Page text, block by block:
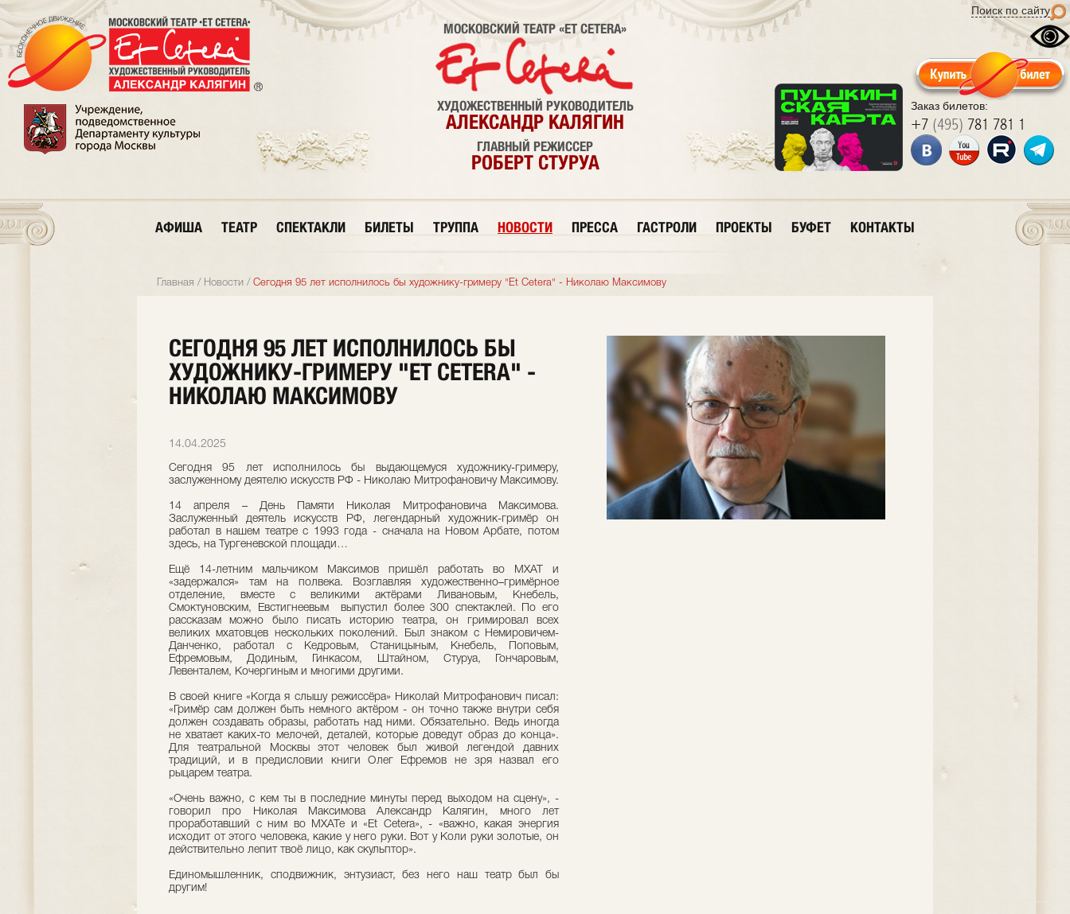
Поиск по сайту
Заказ билетов:
+7 (495) 781 781 1
МОСКОВСКИЙ ТЕАТР «ET CETERA»
ХУДОЖЕСТВЕННЫЙ РУКОВОДИТЕЛЬ
АЛЕКСАНДР КАЛЯГИН
ГЛАВНЫЙ РЕЖИССЕР
РОБЕРТ СТУРУА
АФИША ТЕАТР СПЕКТАКЛИ БИЛЕТЫ ТРУППА НОВОСТИ ПРЕССА ГАСТРОЛИ ПРОЕКТЫ БУФЕТ КОНТАКТЫ
Главная / Новости / Сегодня 95 лет исполнилось бы художнику-гримеру "Et Cetera" - Николаю Максимову
СЕГОДНЯ 95 ЛЕТ ИСПОЛНИЛОСЬ БЫ
ХУДОЖНИКУ-ГРИМЕРУ "ET CETERA" -
НИКОЛАЮ МАКСИМОВУ
14.04.2025
Сегодня 95 лет исполнилось бы выдающемуся художнику-гримеру,
заслуженному деятелю искусств РФ - Николаю Митрофановичу Максимову.
14 апреля – День Памяти Николая Митрофановича Максимова.
Заслуженный деятель искусств РФ, легендарный художник-гримёр он
работал в нашем театре с 1993 года - сначала на Новом Арбате, потом
здесь, на Тургеневской площади…
Ещё 14-летним мальчиком Максимов пришёл работать во МХАТ и
«задержался» там на полвека. Возглавляя художественно–гримёрное
отделение, вместе с великими актёрами Ливановым, Кнебель,
Смоктуновским, Евстигнеевым выпустил более 300 спектаклей. По его
рассказам можно было писать историю театра, он гримировал всех
великих мхатовцев нескольких поколений. Был знаком с Немировичем-
Данченко, работал с Кедровым, Станицыным, Кнебель, Поповым,
Ефремовым, Додиным, Гинкасом, Штайном, Стуруа, Гончаровым,
Левенталем, Кочергиным и многими другими.
В своей книге «Когда я слышу режиссёра» Николай Митрофанович писал:
«Гримёр сам должен быть немного актёром - он точно также внутри себя
должен создавать образы, работать над ними. Обязательно. Ведь иногда
не хватает каких-то мелочей, деталей, которые доведут образ до конца».
Для театральной Москвы этот человек был живой легендой давних
традиций, и в предисловии книги Олег Ефремов не зря назвал его
рыцарем театра.
«Очень важно, с кем ты в последние минуты перед выходом на сцену», -
говорил про Николая Максимова Александр Калягин, много лет
проработавший с ним во МХАТе и «Et Cetera», - «важно, какая энергия
исходит от этого человека, какие у него руки. Вот у Коли руки золотые, он
действительно лепит твоё лицо, как скульптор».
Единомышленник, сподвижник, энтузиаст, без него наш театр был бы
другим!